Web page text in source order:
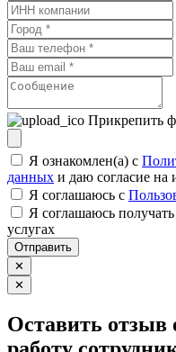
Прикрепить
Я ознакомлен(а) с
данных и даю согласие на
Я соглашаюсь c
Я соглашаюсь
услугах
Отправить
✕
✕
Оставить отзыв